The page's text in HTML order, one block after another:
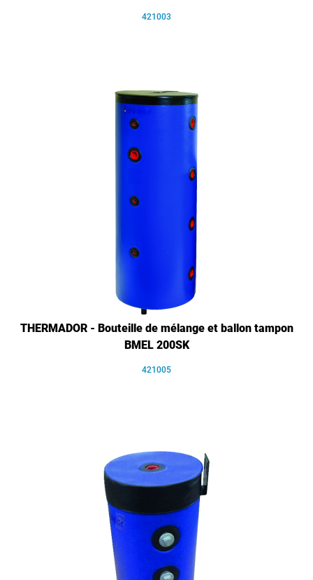
421003
THERMADOR - Bouteille de mélange et ballon tampon
BMEL 200SK
421005